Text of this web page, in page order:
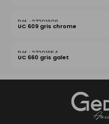
27201909
UC 609 gris chrome
27201954
UC 660 gris galet